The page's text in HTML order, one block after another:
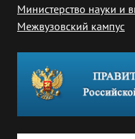
Министерство науки и
Межвузовский кампус